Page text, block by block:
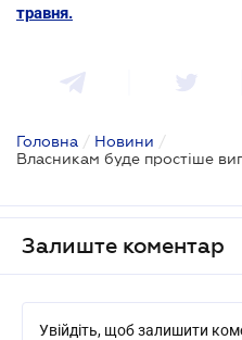
травня.
Головна / Новини /
Залиште коментар
Увійдіть, щоб залишити